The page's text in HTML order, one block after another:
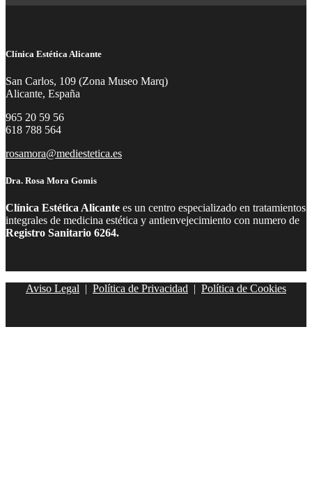
Clínica Estética Alicante
San Carlos, 109 (Zona Museo Marq)
Alicante, España
965 20 59 56
618 788 564
rosamora@mediestetica.es
Dra. Rosa Mora Gomis
Clínica Estética Alicante es un centro especializado en tratamientos
integrales de medicina estética y antienvejecimiento con numero de
Registro Sanitario 6264.
Aviso Legal | Política de Privacidad | Política de Cookies